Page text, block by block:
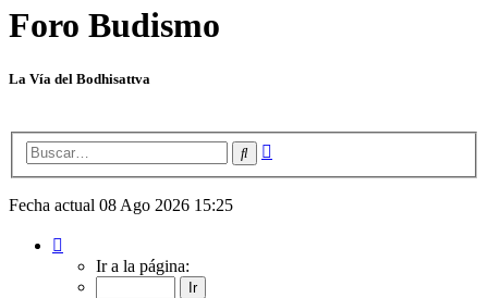
Foro Budismo
La Vía del Bodhisattva
Buscar
Fecha actual 08 Ago 2026 15:25
Ir a la página: